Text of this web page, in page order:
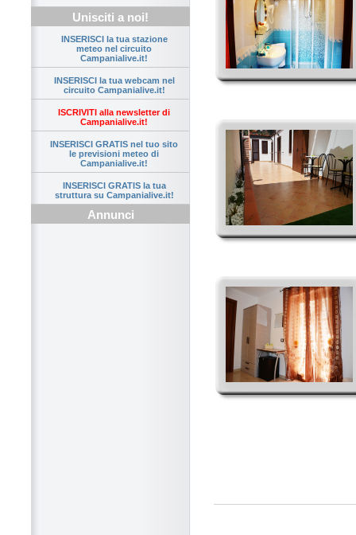
Unisciti a noi!
INSERISCI la tua stazione
meteo nel circuito
Campanialive.it!
INSERISCI la tua webcam nel
circuito Campanialive.it!
ISCRIVITI alla newsletter di
Campanialive.it!
INSERISCI GRATIS nel tuo sito
le previsioni meteo di
Campanialive.it!
INSERISCI GRATIS la tua
struttura su Campanialive.it!
Annunci